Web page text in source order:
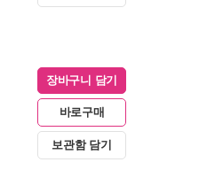
장바구니 담기
바로구매
보관함 담기